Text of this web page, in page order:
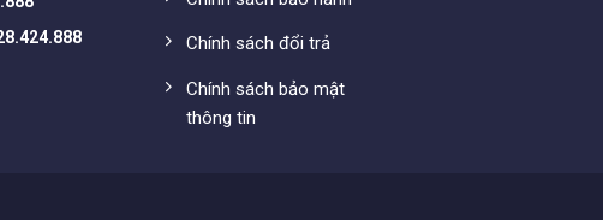
Chính sách đổi trả
Chính sách bảo mật
thông tin